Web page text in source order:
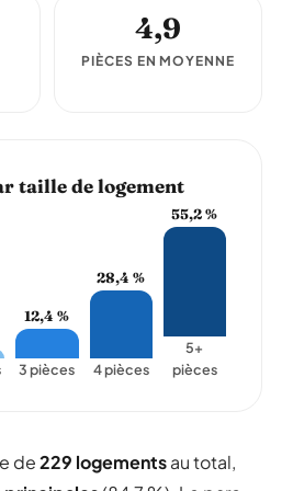
4,9
PIÈCES EN MOYENNE
taille de logement
12,4 %
3 pièces
28,4 %
4 pièces
55,2 %
5+
pièces
de229 logementsau total,